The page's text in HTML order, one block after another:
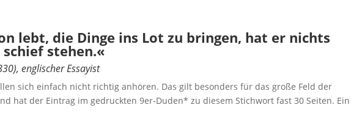
lebt, die Dinge ins Lot zu bringen, hat er nichts
schief stehen.«
englischer Essayist
sich einfach nicht richtig anhören. Das gilt besonders für das große Feld der
hat der Eintrag im gedruckten 9er-Duden* zu diesem Stichwort fast 30 Seiten. Ein